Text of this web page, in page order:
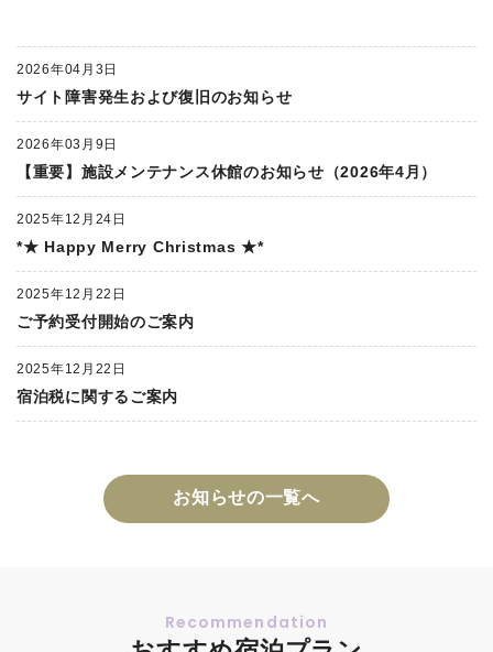
2026年04月3日
サイト障害発生および復旧のお知らせ
2026年03月9日
【重要】施設メンテナンス休館のお知らせ（2026年4月）
2025年12月24日
*★ Happy Merry Christmas ★*
2025年12月22日
ご予約受付開始のご案内
2025年12月22日
宿泊税に関するご案内
お知らせの一覧へ